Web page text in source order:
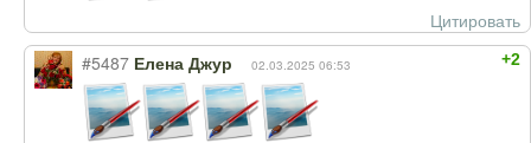
Цитировать
+2
#5487 Елена Джур 02.03.2025 06:53